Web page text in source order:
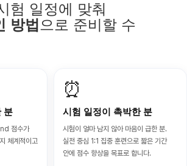
험 일정에 맞춰
방법 으로 준비할 수
분
점수가
체계적이고
⏰
시험 일정이 촉박한 분
시험이 얼마 남지 않아 마음이 급한 분.
실전 중심 1:1 집중 훈련으로 짧은 기간
안에 점수 향상을 목표로 합니다.